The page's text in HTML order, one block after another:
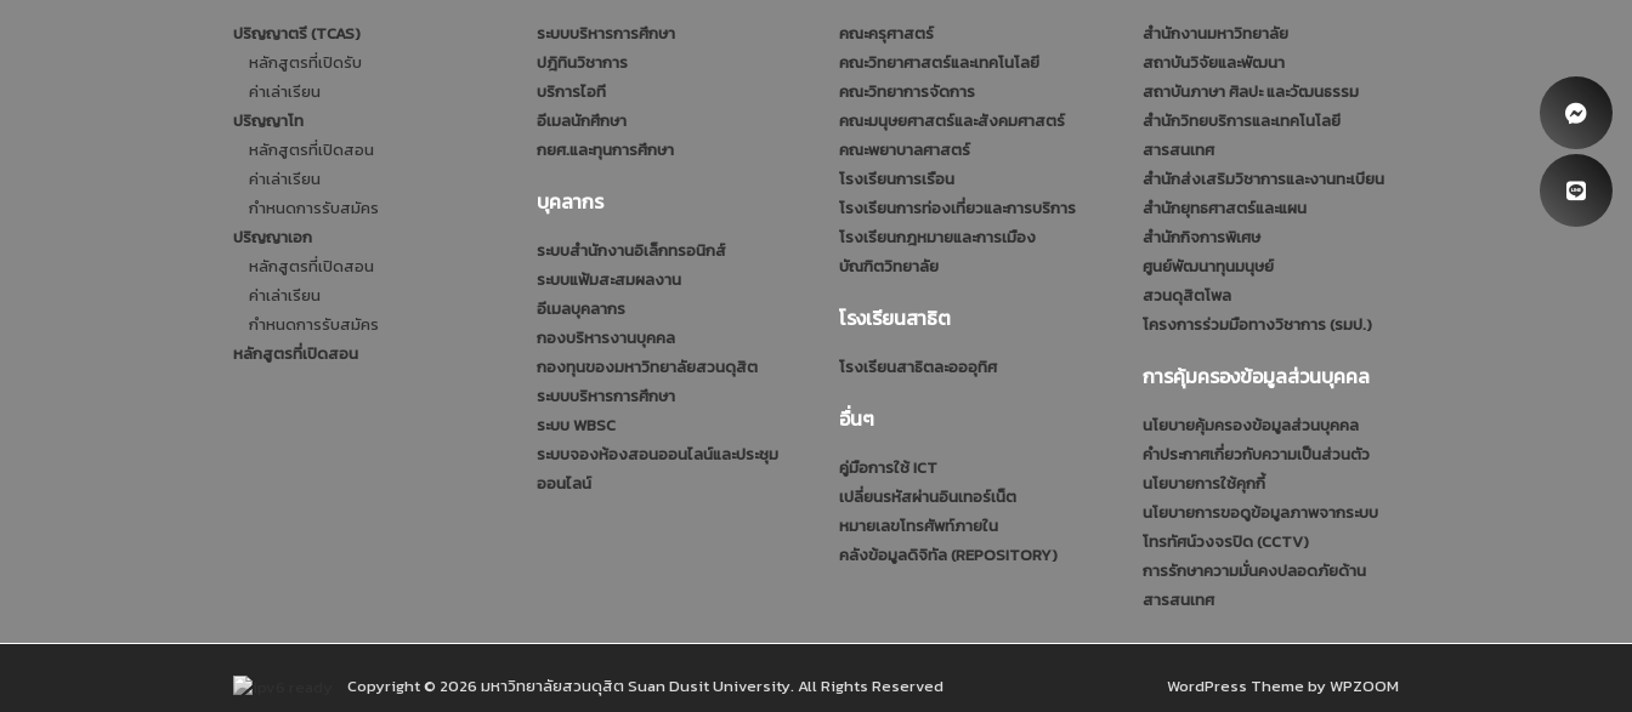
ปริญญาตรี (TCAS)
หลักสูตรที่เปิดรับ
ค่าเล่าเรียน
ปริญญาโท
หลักสูตรที่เปิดสอน
ค่าเล่าเรียน
กำหนดการรับสมัคร
ปริญญาเอก
หลักสูตรที่เปิดสอน
ค่าเล่าเรียน
กำหนดการรับสมัคร
หลักสูตรที่เปิดสอน
ระบบบริหารการศึกษา
ปฎิทินวิชาการ
บริการไอที
อีเมลนักศึกษา
กยศ.และทุนการศึกษา
บุคลากร
ระบบสำนักงานอิเล็กทรอนิกส์
ระบบแฟ้มสะสมผลงาน
อีเมลบุคลากร
กองบริหารงานบุคคล
กองทุนของมหาวิทยาลัยสวนดุสิต
ระบบบริหารการศึกษา
ระบบ WBSC
ระบบจองห้องสอนออนไลน์และประชุม
ออนไลน์
คณะครุศาสตร์
คณะวิทยาศาสตร์และเทคโนโลยี
คณะวิทยาการจัดการ
คณะมนุษยศาสตร์และสังคมศาสตร์
คณะพยาบาลศาสตร์
โรงเรียนการเรือน
โรงเรียนการท่องเที่ยวและการบริการ
โรงเรียนกฎหมายและการเมือง
บัณฑิตวิทยาลัย
โรงเรียนสาธิต
โรงเรียนสาธิตละอออุทิศ
อื่นๆ
คู่มือการใช้ ICT
เปลี่ยนรหัสผ่านอินเทอร์เน็ต
หมายเลขโทรศัพท์ภายใน
คลังข้อมูลดิจิทัล (REPOSITORY)
สำนักงานมหาวิทยาลัย
สถาบันวิจัยและพัฒนา
สถาบันภาษา ศิลปะ และวัฒนธรรม
สำนักวิทยบริการและเทคโนโลยี
สารสนเทศ
สำนักส่งเสริมวิชาการและงานทะเบียน
สำนักยุทธศาสตร์และแผน
สำนักกิจการพิเศษ
ศูนย์พัฒนาทุนมนุษย์
สวนดุสิตโพล
โครงการร่วมมือทางวิชาการ (รมป.)
การคุ้มครองข้อมูลส่วนบุคคล
นโยบายคุ้มครองข้อมูลส่วนบุคคล
คำประกาศเกี่ยวกับความเป็นส่วนตัว
นโยบายการใช้คุกกี้
นโยบายการขอดูข้อมูลภาพจากระบบ
โทรทัศน์วงจรปิด (CCTV)
การรักษาความมั่นคงปลอดภัยด้าน
สารสนเทศ
WordPress Theme byWPZOOM
Copyright © 2026 มหาวิทยาลัยสวนดุสิต Suan Dusit University. All Rights Reserved